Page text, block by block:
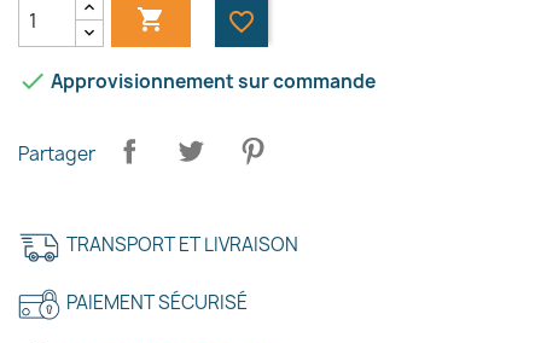
 favorite_border
 Approvisionnement sur commande
Partager
TRANSPORT ET LIVRAISON
PAIEMENT SÉCURISÉ